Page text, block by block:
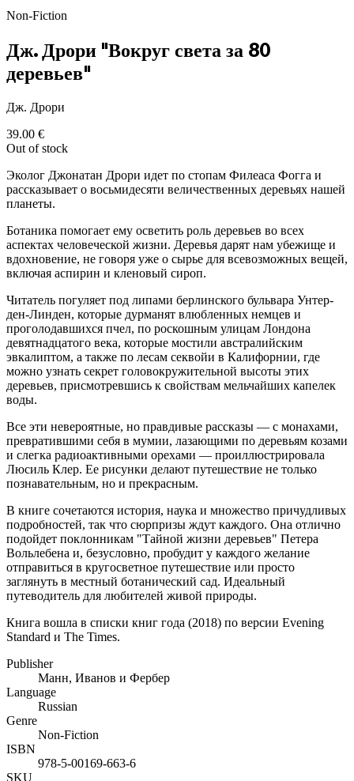
Non-Fiction
Дж. Дрори "Вокруг света за 80
деревьев"
Дж. Дрори
39.00 €
Out of stock
Эколог Джонатан Дрори идет по стопам Филеаса Фогга и
рассказывает о восьмидесяти величественных деревьях нашей
планеты.
Ботаника помогает ему осветить роль деревьев во всех
аспектах человеческой жизни. Деревья дарят нам убежище и
вдохновение, не говоря уже о сырье для всевозможных вещей,
включая аспирин и кленовый сироп.
Читатель погуляет под липами берлинского бульвара Унтер-
ден-Линден, которые дурманят влюбленных немцев и
проголодавшихся пчел, по роскошным улицам Лондона
девятнадцатого века, которые мостили австралийским
эвкалиптом, а также по лесам секвойи в Калифорнии, где
можно узнать секрет головокружительной высоты этих
деревьев, присмотревшись к свойствам мельчайших капелек
воды.
Все эти невероятные, но правдивые рассказы — с монахами,
превратившими себя в мумии, лазающими по деревьям козами
и слегка радиоактивными орехами — проиллюстрировала
Люсиль Клер. Ее рисунки делают путешествие не только
познавательным, но и прекрасным.
В книге сочетаются история, наука и множество причудливых
подробностей, так что сюрпризы ждут каждого. Она отлично
подойдет поклонникам "Тайной жизни деревьев" Петера
Вольлебена и, безусловно, пробудит у каждого желание
отправиться в кругосветное путешествие или просто
заглянуть в местный ботанический сад. Идеальный
путеводитель для любителей живой природы.
Книга вошла в списки книг года (2018) по версии Evening
Standard и The Times.
Publisher
Манн, Иванов и Фербер
Language
Russian
Genre
Non-Fiction
ISBN
978-5-00169-663-6
SKU